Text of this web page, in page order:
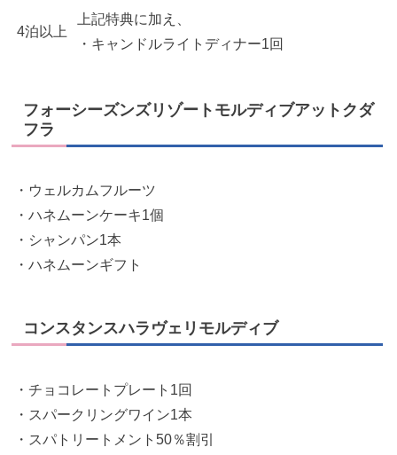
4泊以上
上記特典に加え、
・キャンドルライトディナー1回
フォーシーズンズリゾートモルディブアットクダ
フラ
・ウェルカムフルーツ
・ハネムーンケーキ1個
・シャンパン1本
・ハネムーンギフト
コンスタンスハラヴェリモルディブ
・チョコレートプレート1回
・スパークリングワイン1本
・スパトリートメント50％割引